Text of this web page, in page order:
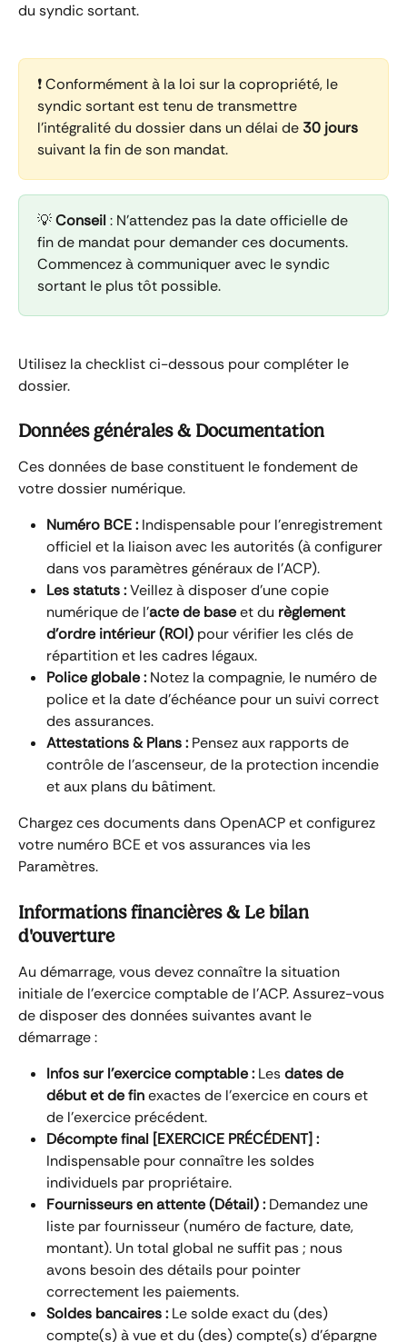
du syndic sortant.
❗ Conformément à la loi sur la copropriété, le
syndic sortant est tenu de transmettre
l'intégralité du dossier dans un délai de 30 jours
suivant la fin de son mandat.
💡 Conseil : N'attendez pas la date officielle de
fin de mandat pour demander ces documents.
Commencez à communiquer avec le syndic
sortant le plus tôt possible.
Utilisez la checklist ci-dessous pour compléter le
dossier.
Données générales & Documentation
Ces données de base constituent le fondement de
votre dossier numérique.
Numéro BCE : Indispensable pour l'enregistrement
officiel et la liaison avec les autorités (à configurer
dans vos paramètres généraux de l'ACP).
Les statuts : Veillez à disposer d'une copie
numérique de l'acte de base et du règlement
d'ordre intérieur (ROI) pour vérifier les clés de
répartition et les cadres légaux.
Police globale : Notez la compagnie, le numéro de
police et la date d'échéance pour un suivi correct
des assurances.
Attestations & Plans : Pensez aux rapports de
contrôle de l'ascenseur, de la protection incendie
et aux plans du bâtiment.
Chargez ces documents dans OpenACP et configurez
votre numéro BCE et vos assurances via les
Paramètres.
Informations financières & Le bilan
d'ouverture
Au démarrage, vous devez connaître la situation
initiale de l'exercice comptable de l'ACP. Assurez-vous
de disposer des données suivantes avant le
démarrage :
Infos sur l'exercice comptable : Les dates de
début et de fin exactes de l'exercice en cours et
de l'exercice précédent.
Décompte final [EXERCICE PRÉCÉDENT] :
Indispensable pour connaître les soldes
individuels par propriétaire.
Fournisseurs en attente (Détail) : Demandez une
liste par fournisseur (numéro de facture, date,
montant). Un total global ne suffit pas ; nous
avons besoin des détails pour pointer
correctement les paiements.
Soldes bancaires : Le solde exact du (des)
compte(s) à vue et du (des) compte(s) d'épargne